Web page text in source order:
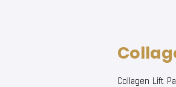
Collagen Lift